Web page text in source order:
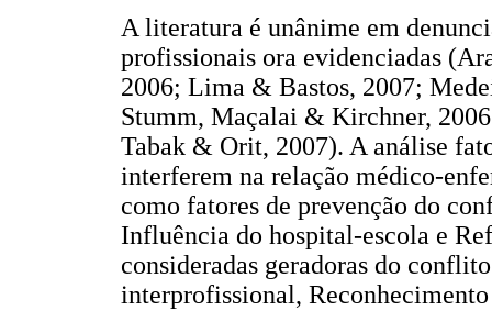
A literatura é unânime em
profissionais ora evidenciadas
2006; Lima & Bastos, 2007;
Stumm, Maçalai & Kirchner,
Tabak & Orit, 2007). A análise
interferem na relação médico-
como fatores de prevenção do
Influência do hospital-escola e
consideradas geradoras do
interprofissional,